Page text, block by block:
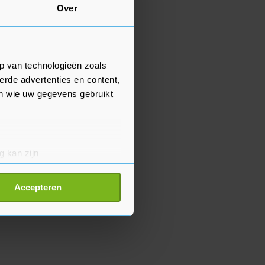
Over
van technologieën zoals
advertenties en content,
wie uw gegevens gebruikt
kan zijn
detailgedeelte
Accepteren